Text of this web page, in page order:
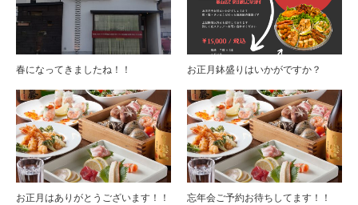
春になってきましたね！！ お正月鉢盛りはいかがですか？
お正月はありがとうございます！！ 忘年会ご予約お待ちしてます！！